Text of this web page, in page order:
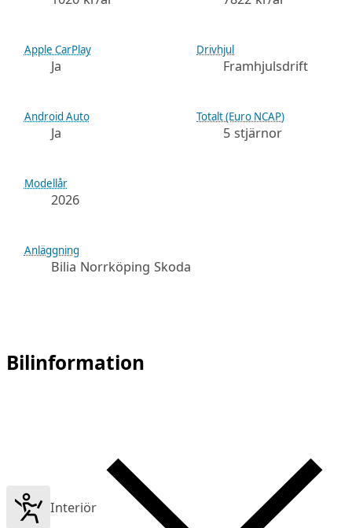
Apple CarPlay
Ja
Drivhjul
Framhjulsdrift
Android Auto
Ja
Totalt (Euro NCAP)
5 stjärnor
Modellår
2026
Anläggning
Bilia Norrköping Skoda
Bilinformation
Interiör